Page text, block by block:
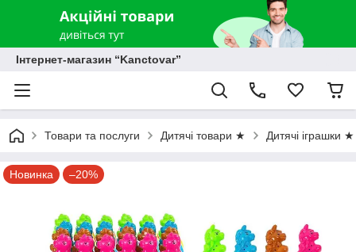
Інтернет-магазин “Kanctovar”
Товари та послуги Дитячі товари ★ Дитячі іграшки ★
Новинка –20%